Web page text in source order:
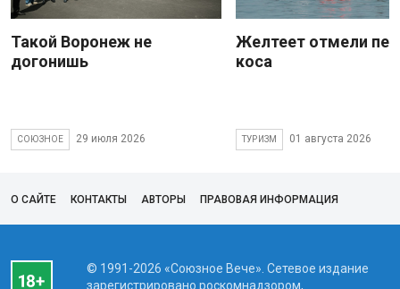
Такой Воронеж не
догонишь
СОЮЗНОЕ 29 июля 2026
Желтеет отмели
коса
ТУРИЗМ 01 августа 2026
О САЙТЕ КОНТАКТЫ АВТОРЫ ПРАВОВАЯ ИНФОРМАЦИЯ
© 1991-2026 «Союзное Вече». Сетевое издание
зарегистрировано роскомнадзором,